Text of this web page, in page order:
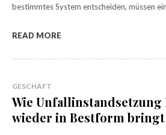
bestimmtes System entscheiden, müssen
READ MORE
GESCHÄFT
Wie Unfallinstandsetzung
wieder in Bestform bringt